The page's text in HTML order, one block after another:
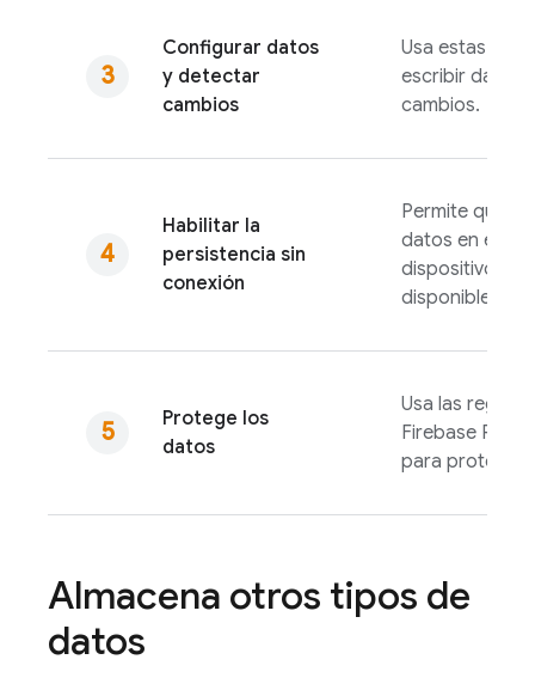
Configurar datos
y detectar
cambios
Usa estas
escribir datos
cambios.
Habilitar la
persistencia sin
conexión
Permite que
datos en el
dispositivo
disponibles
Protege los
datos
Usa las reglas
Firebase
para proteger
Almacena otros tipos de
datos